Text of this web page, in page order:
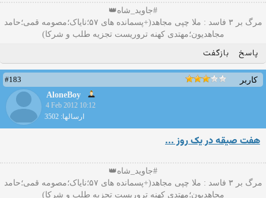
#جاوید_شاه👑
مرگ بر ۳ فاسد : ملا چپی مجاهد(+پسمانده های ۵۷؛نایاک؛مصومه قمی؛حامد
مجاهدیون؛مهتدی کهنه تروریست تجزیه طلب و شرکا)
پاسخ بازگفت
کاربر
#183
AloneBoy
4 Feb 2012 10:12
ارسالها: 3502
هفت صیقه در یک روز ...
#جاوید_شاه👑
مرگ بر ۳ فاسد : ملا چپی مجاهد(+پسمانده های ۵۷؛نایاک؛مصومه قمی؛حامد
مجاهدیون؛مهتدی کهنه تروریست تجزیه طلب و شرکا)